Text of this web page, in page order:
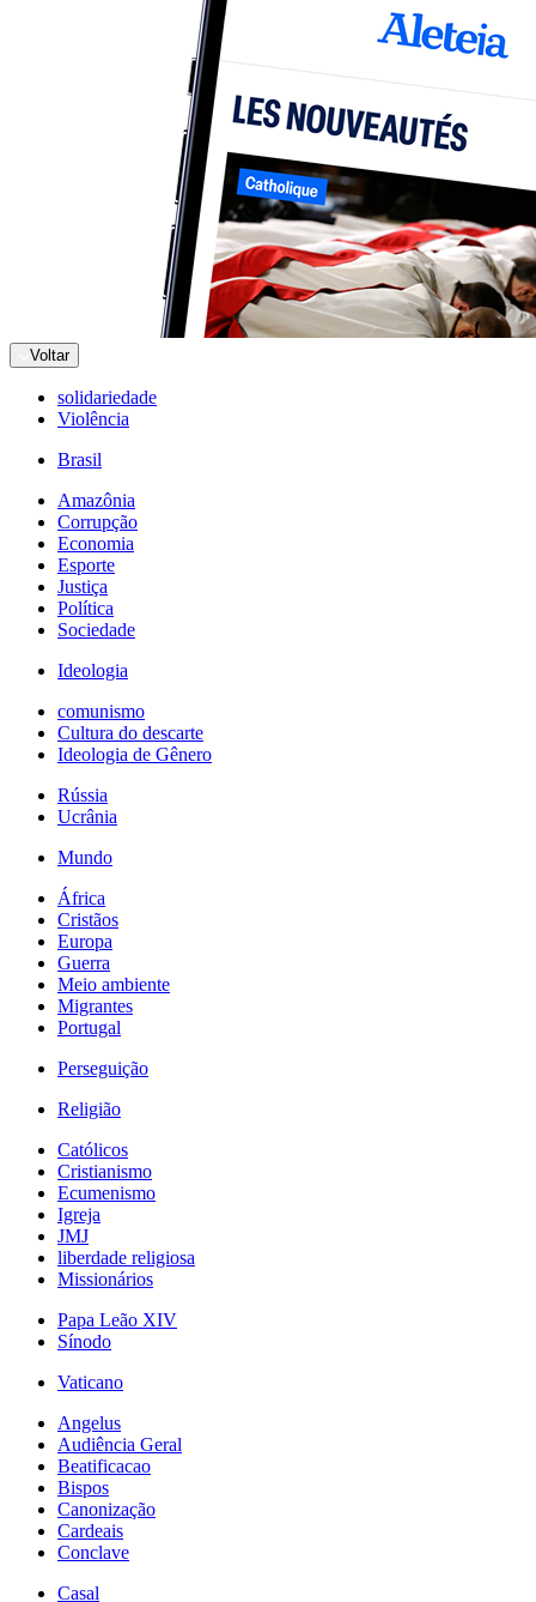
Voltar
solidariedade
Violência
Brasil
Amazônia
Corrupção
Economia
Esporte
Justiça
Política
Sociedade
Ideologia
comunismo
Cultura do descarte
Ideologia de Gênero
Rússia
Ucrânia
Mundo
África
Cristãos
Europa
Guerra
Meio ambiente
Migrantes
Portugal
Perseguição
Religião
Católicos
Cristianismo
Ecumenismo
Igreja
JMJ
liberdade religiosa
Missionários
Papa Leão XIV
Sínodo
Vaticano
Angelus
Audiência Geral
Beatificacao
Bispos
Canonização
Cardeais
Conclave
Casal